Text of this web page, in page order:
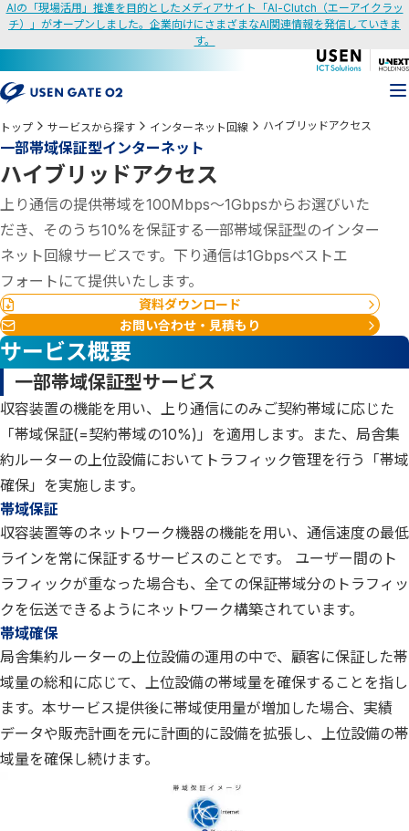
AIの「現場活用」推進を目的としたメディアサイト「AI-Clutch（エーアイクラッ
チ）」がオープンしました。企業向けにさまざまなAI関連情報を発信していきま
す。
トップ サービスから探す インターネット回線 ハイブリッドアクセス
一部帯域保証型インターネット
ハイブリッドアクセス
上り通信の提供帯域を100Mbps～1Gbpsからお選びいた
だき、そのうち10%を保証する一部帯域保証型のインター
ネット回線サービスです。下り通信は1Gbpsベストエ
フォートにて提供いたします。
資料ダウンロード
お問い合わせ・見積もり
サービス概要
一部帯域保証型サービス
収容装置の機能を用い、上り通信にのみご契約帯域に応じた
「帯域保証(=契約帯域の10%)」を適用します。また、局舎集
約ルーターの上位設備においてトラフィック管理を行う「帯域
確保」を実施します。
帯域保証
収容装置等のネットワーク機器の機能を用い、通信速度の最低
ラインを常に保証するサービスのことです。 ユーザー間のト
ラフィックが重なった場合も、全ての保証帯域分のトラフィッ
クを伝送できるようにネットワーク構築されています。
帯域確保
局舎集約ルーターの上位設備の運用の中で、顧客に保証した帯
域量の総和に応じて、上位設備の帯域量を確保することを指し
ます。本サービス提供後に帯域使用量が増加した場合、実績
データや販売計画を元に計画的に設備を拡張し、上位設備の帯
域量を確保し続けます。